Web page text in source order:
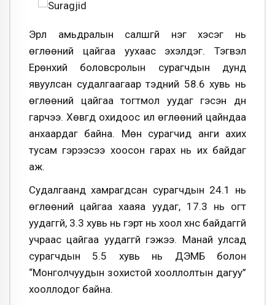
Эрүүл амьдралын салшгүй нэг хэсэг нь
өглөөний цайгаа уухаас эхэлдэг. Тэгвэл
Ерөнхий боловсролын сурагчдын дунд
явуулсан судалгаагаар тэдний 58.6 хувь нь
өглөөний цайгаа тогтмол уудаг гэсэн дүн
гарчээ. Хөвгүүд охидоос илүү өглөөний цайндаа
анхаардаг байна. Мөн сурагчид анги ахих
тусам гэрээсээ хоосон гарах нь их байдаг
аж.
Судалгаанд хамрагдсан сурагчдын 24.1 нь
өглөөний цайгаа хааяа уудаг, 17.3 нь огт
уудаггүй, 3.3 хувь нь гэрт нь хоол хүнс байдаггүй
учраас цайгаа уудаггүй гэжээ. Манай улсад
сурагчдын 5.5 хувь нь ДЭМБ болон
“Монголчуудын зохистой хооллолтын дагуу”
хооллодог байна.